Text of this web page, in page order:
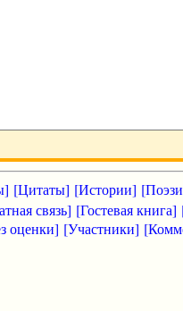
[Цитаты] [Истории]
связь] [Гостевая книга]
оценки] [Участники]